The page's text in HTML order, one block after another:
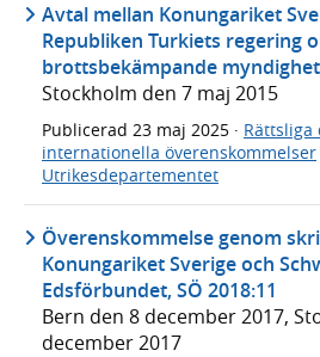
Avtal mellan Konungariket
Republiken Turkiets regering
brottsbekämpande
Stockholm den 7 maj 2015
Publicerad 23 maj 2025 · Rättsliga
internationella överenskommelser
Utrikesdepartementet
Överenskommelse genom
Konungariket Sverige och
Edsförbundet, SÖ 2018:11
Bern den 8 december 2017,
december 2017